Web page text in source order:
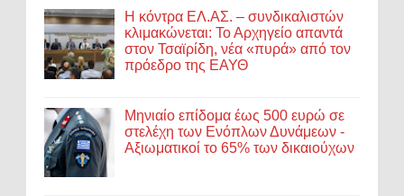
Η κόντρα ΕΛ.ΑΣ. – συνδικαλιστών
κλιμακώνεται: Το Αρχηγείο απαντά
στον Τσαϊρίδη, νέα «πυρά» από τον
πρόεδρο της ΕΑΥΘ
Μηνιαίο επίδομα έως 500 ευρώ σε
στελέχη των Ενόπλων Δυνάμεων -
Αξιωματικοί το 65% των δικαιούχων